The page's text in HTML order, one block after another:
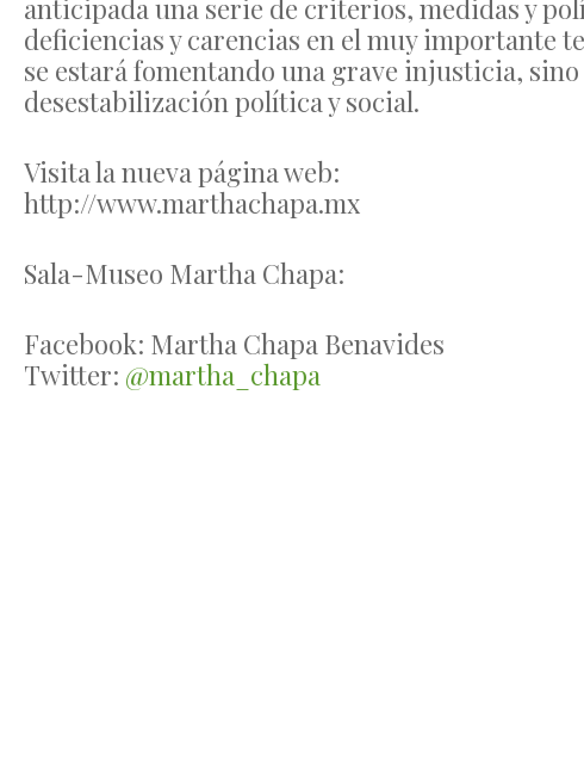
anticipada una serie de criterios, medidas y
deficiencias y carencias en el muy importante
se estará fomentando una grave injusticia,
desestabilización política y social.
Visita la nueva página web:
http://www.marthachapa.mx
Sala-Museo Martha Chapa:
Facebook: Martha Chapa Benavides
Twitter: @martha_chapa